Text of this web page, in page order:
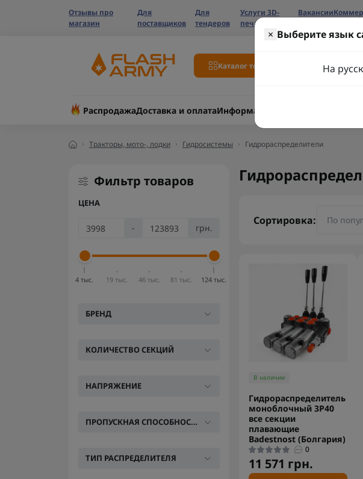
Отзывы про
магазин
Для
поставщиков
Для
тендеров
Услуги 3D-
печати
Вакансии
Каталог товаров
РаспродажаДоставка и оплатаИнформация
Тракторы, мото-, лодки Гидросистемы Гидрораспределители
× Выберите язык
На
Фильтр товаров
ЦЕНА
- грн.
4 тыс. 19 тыс. 46 тыс. 81 тыс. 124 тыс.
БРЕНД
КОЛИЧЕСТВО СЕКЦИЙ
НАПРЯЖЕНИЕ
ПРОПУСКНАЯ СПОСОБНОСТЬ, Л/МИН
ТИП РАСПРЕДЕЛИТЕЛЯ
Сортировка:
В наличии
Гидрораспределитель
моноблочный 3P40
все секции
плавающие
Badestnost (Болгария)
0
11 571 грн.